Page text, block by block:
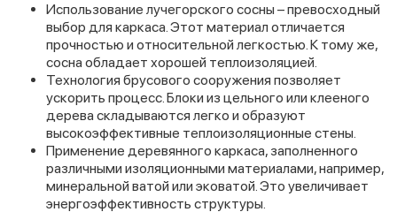
Использование лучегорского сосны – превосходный
выбор для каркаса. Этот материал отличается
прочностью и относительной легкостью. К тому же,
сосна обладает хорошей теплоизоляцией.
Технология брусового сооружения позволяет
ускорить процесс. Блоки из цельного или клееного
дерева складываются легко и образуют
высокоэффективные теплоизоляционные стены.
Применение деревянного каркаса, заполненного
различными изоляционными материалами, например,
минеральной ватой или эковатой. Это увеличивает
энергоэффективность структуры.